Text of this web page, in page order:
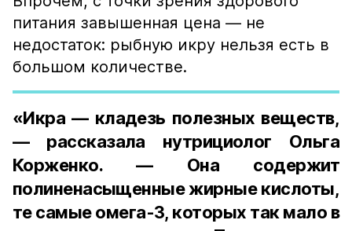
питания завышенная цена — не
недостаток: рыбную икру нельзя есть в
большом количестве.
«Икра — кладезь полезных веществ,
— рассказала нутрициолог Ольга
Корженко. — Она содержит
полиненасыщенные жирные кислоты,
те самые омега-3, которых так мало в